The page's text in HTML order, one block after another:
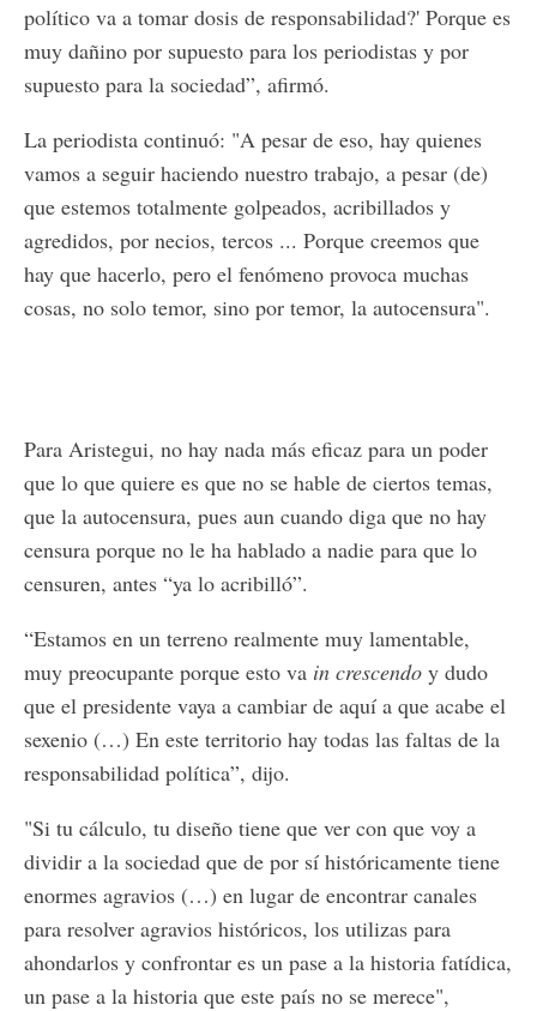
político va a tomar dosis de responsabilidad?' Porque es
muy dañino por supuesto para los periodistas y por
supuesto para la sociedad”, afirmó.
La periodista continuó: "A pesar de eso, hay quienes
vamos a seguir haciendo nuestro trabajo, a pesar (de)
que estemos totalmente golpeados, acribillados y
agredidos, por necios, tercos ... Porque creemos que
hay que hacerlo, pero el fenómeno provoca muchas
cosas, no solo temor, sino por temor, la autocensura".
Para Aristegui, no hay nada más eficaz para un poder
que lo que quiere es que no se hable de ciertos temas,
que la autocensura, pues aun cuando diga que no hay
censura porque no le ha hablado a nadie para que lo
censuren, antes “ya lo acribilló”.
“Estamos en un terreno realmente muy lamentable,
muy preocupante porque esto va in crescendo y dudo
que el presidente vaya a cambiar de aquí a que acabe el
sexenio (…) En este territorio hay todas las faltas de la
responsabilidad política”, dijo.
"Si tu cálculo, tu diseño tiene que ver con que voy a
dividir a la sociedad que de por sí históricamente tiene
enormes agravios (…) en lugar de encontrar canales
para resolver agravios históricos, los utilizas para
ahondarlos y confrontar es un pase a la historia fatídica,
un pase a la historia que este país no se merece",